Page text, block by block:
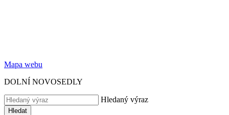
Mapa webu
DOLNÍ NOVOSEDLY
Hledaný výraz
Hledat